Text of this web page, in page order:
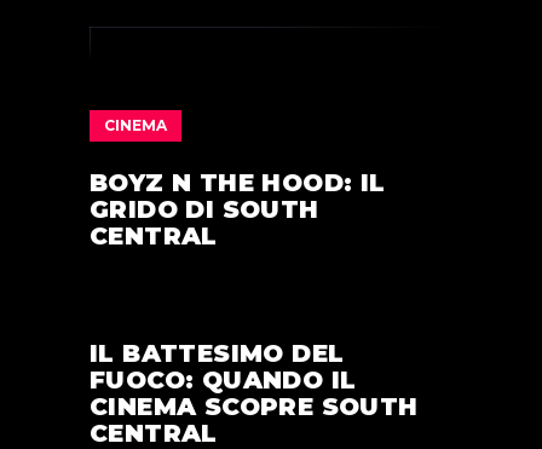
CINEMA
BOYZ N THE HOOD: IL
GRIDO DI SOUTH
CENTRAL
IL BATTESIMO DEL
FUOCO: QUANDO IL
CINEMA SCOPRE SOUTH
CENTRAL